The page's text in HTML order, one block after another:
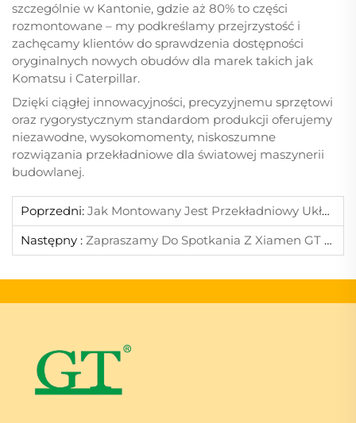
szczególnie w Kantonie, gdzie aż 80% to części
rozmontowane – my podkreślamy przejrzystość i
zachęcamy klientów do sprawdzenia dostępności
oryginalnych nowych obudów dla marek takich jak
Komatsu i Caterpillar.
Dzięki ciągłej innowacyjności, precyzyjnemu sprzętowi
oraz rygorystycznym standardom produkcji oferujemy
niezawodne, wysokomomenty, niskoszumne
rozwiązania przekładniowe dla światowej maszynerii
budowlanej.
Poprzedni: Jak Montowany Jest Przekładniowy Układ Obrotowy: Krok Po Kroku W Linii Produkcyjnej
Następny : Zapraszamy Do Spotkania Z Xiamen GT Na CONEXPO-CON/AGG 2026 — Odkryj Innowacyjne Technologie Podwozi (Stoisko N10220)